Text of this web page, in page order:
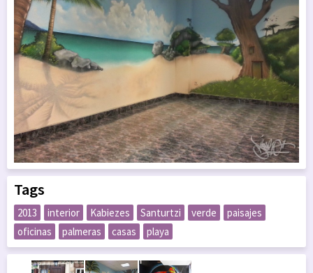
Tags
2013 interior Kabiezes Santurtzi verde
paisajes
oficinas
palmeras casas playa